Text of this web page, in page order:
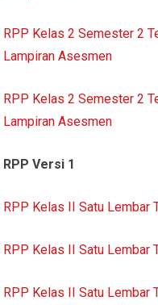
RPP Kelas 2 Semester 2
Lampiran Asesmen
RPP Kelas 2 Semester 2
Lampiran Asesmen
RPP Versi 1
RPP Kelas II Satu Lembar
RPP Kelas II Satu Lembar
RPP Kelas II Satu Lembar